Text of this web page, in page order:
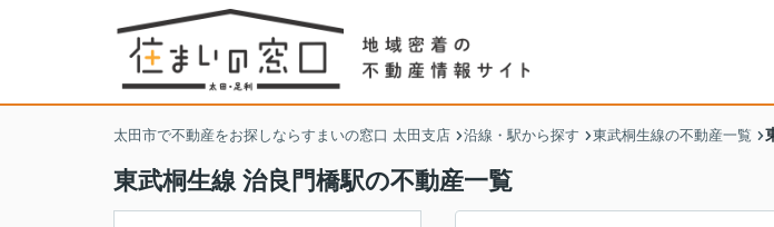
太田市で不動産をお探しならすまいの窓口 太田支店 沿線・駅から探す 東武桐生線の不動産一覧
東武桐生線 治良門橋駅の不動産一覧